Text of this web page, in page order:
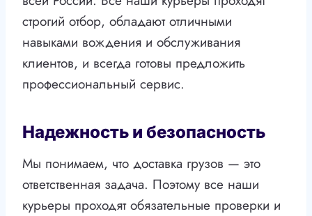
строгий отбор, обладают отличными
навыками вождения и обслуживания
клиентов, и всегда готовы предложить
профессиональный сервис.
Надежность и безопасность
Мы понимаем, что доставка грузов — это
ответственная задача. Поэтому все наши
курьеры проходят обязательные проверки и